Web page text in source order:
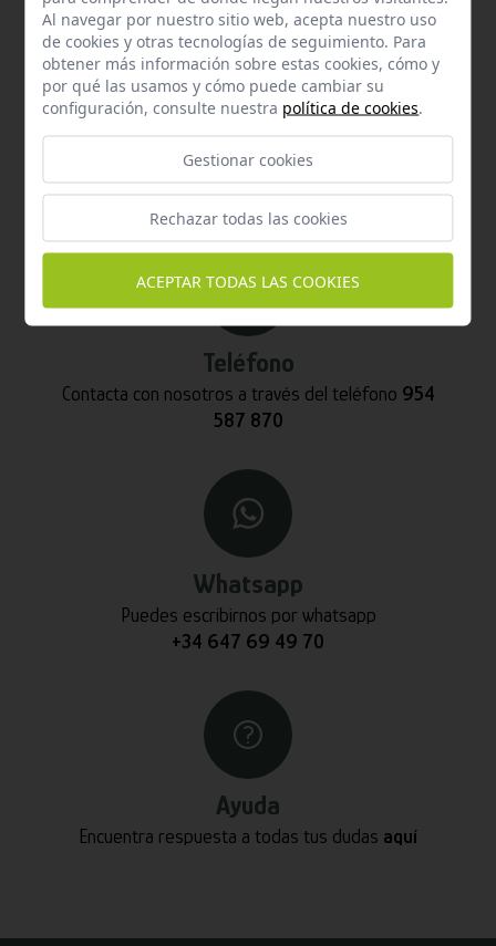
Contacta con nosotros vía email
Teléfono
Contacta con nosotros a través del teléfono 954
587 870
Whatsapp
Puedes escribirnos por whatsapp
+34 647 69 49 70
Ayuda
Encuentra respuesta a todas tus dudas aquí
Al navegar por nuestro sitio web, acepta nuestro uso
de cookies y otras tecnologías de seguimiento. Para
obtener más información sobre estas cookies, cómo y
por qué las usamos y cómo puede cambiar su
configuración, consulte nuestra política de cookies.
Gestionar cookies
Rechazar todas las cookies
ACEPTAR TODAS LAS COOKIES